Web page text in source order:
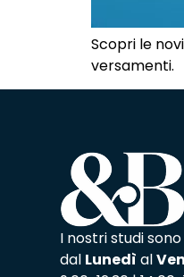
Scopri le
versamenti.
I nostri studi
dal Lunedì al